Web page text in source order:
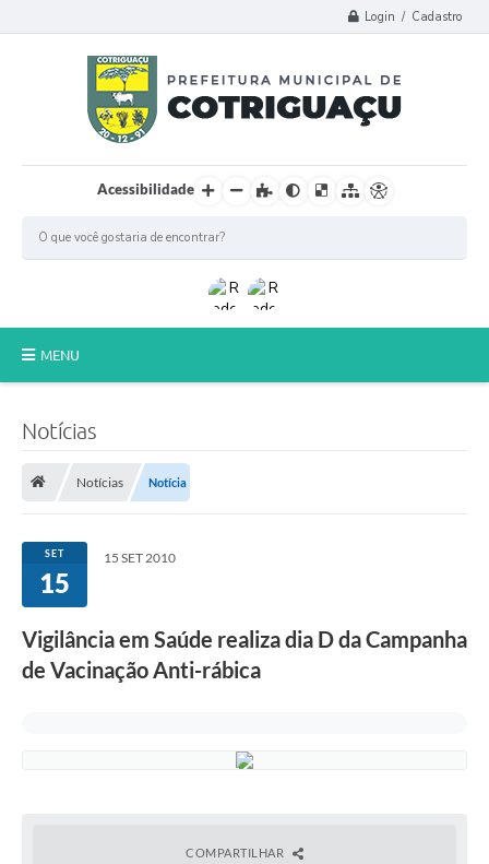
Login / Cadastro
Acessibilidade
MENU
A Prefeitura
Notícias
Secretarias
Notícias
Notícias Notícia
SET
15
15 SET 2010
Vigilância em Saúde realiza dia D da Campanha
de Vacinação Anti-rábica
COMPARTILHAR